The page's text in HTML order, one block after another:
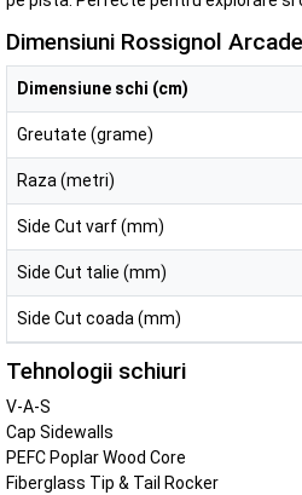
Dimensiuni Rossignol
Dimensiune schi (cm)
Greutate (grame)
Raza (metri)
Side Cut varf (mm)
Side Cut talie (mm)
Side Cut coada (mm)
Tehnologii schiuri
V-A-S
Cap Sidewalls
PEFC Poplar Wood Core
Fiberglass Tip & Tail Rocker